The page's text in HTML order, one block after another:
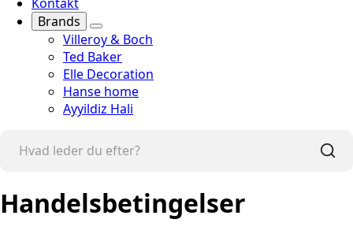
Brands
Villeroy & Boch
Ted Baker
Elle Decoration
Hanse home
Ayyildiz Hali
Handelsbetingelser